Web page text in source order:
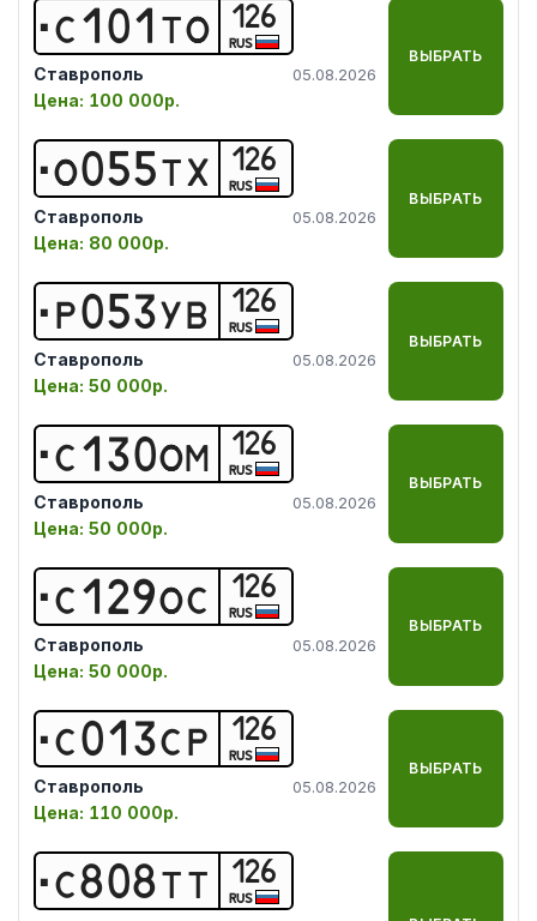
С 1 30ОМ 126
RUS
Ставрополь 05.08.2026
Цена: 50 000р.
ВЫБРАТЬ
С 1 01 ТО 126
RUS
Ставрополь 05.08.2026
Цена: 100 000р.
ВЫБРАТЬ
С 1 29ОС 126
RUS
Ставрополь 05.08.2026
Цена: 50 000р.
ВЫБРАТЬ
О055ТХ 126
RUS
Ставрополь 05.08.2026
Цена: 80 000р.
ВЫБРАТЬ
С01 3С Р 126
RUS
Ставрополь 05.08.2026
Цена: 110 000р.
ВЫБРАТЬ
Р053УВ 126
RUS
Ставрополь 05.08.2026
Цена: 50 000р.
ВЫБРАТЬ
С808ТТ 126
RUS